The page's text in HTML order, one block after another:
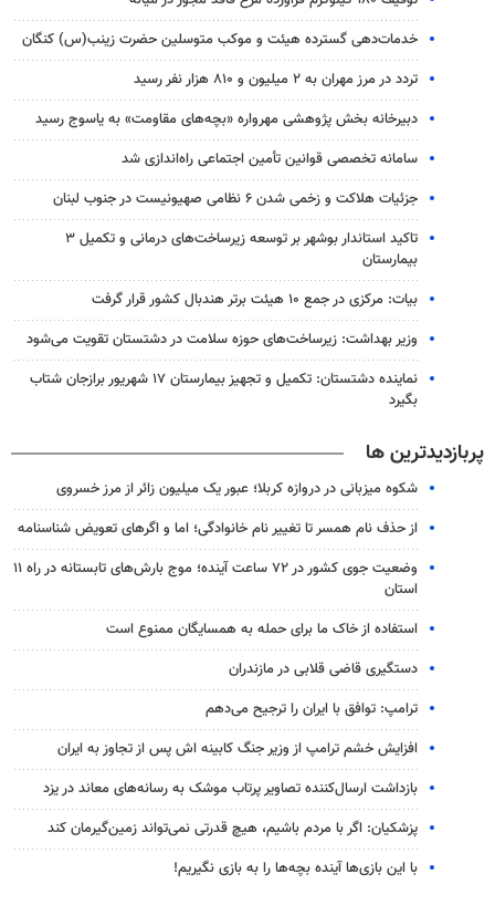
خدمات‌دهی گسترده هیئت و موکب متوسلین حضرت زینب(س) کنگان
تردد در مرز مهران به ۲ میلیون و ۸۱۰ هزار نفر رسید
دبیرخانه بخش پژوهشی مهرواره «بچه‌های مقاومت» به یاسوج رسید
سامانه تخصصی قوانین تأمین اجتماعی راه‌اندازی شد
جزئیات هلاکت و زخمی شدن ۶ نظامی صهیونیست در جنوب لبنان
تاکید استاندار بوشهر بر توسعه زیرساخت‌های درمانی و تکمیل ۳
بیمارستان
بیات: مرکزی در جمع ۱۰ هیئت برتر هندبال کشور قرار گرفت
وزیر بهداشت: زیرساخت‌های حوزه سلامت در دشتستان تقویت می‌شود
نماینده دشتستان: تکمیل و تجهیز بیمارستان ۱۷ شهریور برازجان شتاب
بگیرد
پربازدیدترین ها
شکوه میزبانی در دروازه کربلا؛ عبور یک میلیون زائر از مرز خسروی
از حذف نام همسر تا تغییر نام خانوادگی؛ اما و اگرهای تعویض شناسنامه
وضعیت جوی کشور در ۷۲ ساعت آینده؛ موج بارش‌های تابستانه در راه ۱۱
استان
استفاده از خاک ما برای حمله به همسایگان ممنوع است
دستگیری قاضی قلابی در مازندران
ترامپ: توافق با ایران را ترجیح می‌دهم
افزایش خشم ترامپ از وزیر جنگ کابینه اش پس از تجاوز به ایران
بازداشت ارسال‌کننده تصاویر پرتاب موشک به رسانه‌های معاند در یزد
پزشکیان: اگر با مردم باشیم، هیچ قدرتی نمی‌تواند زمین‌گیرمان کند
با این بازی‌ها آینده بچه‌ها را به بازی نگیریم!